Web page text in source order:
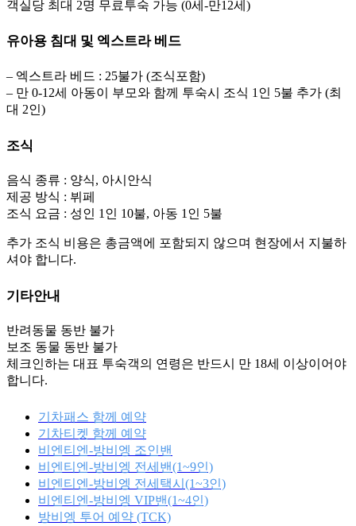
객실당 최대 2명 무료투숙 가능 (0세-만12세)
유아용 침대 및 엑스트라 베드
– 엑스트라 베드 : 25불가 (조식포함)
– 만 0-12세 아동이 부모와 함께 투숙시 조식 1인 5불 추가 (최
대 2인)
조식
음식 종류 : 양식, 아시안식
제공 방식 : 뷔페
조식 요금 : 성인 1인 10불, 아동 1인 5불
추가 조식 비용은 총금액에 포함되지 않으며 현장에서 지불하
셔야 합니다.
기타안내
반려동물 동반 불가
보조 동물 동반 불가
체크인하는 대표 투숙객의 연령은 반드시 만 18세 이상이어야
합니다.
기차패스 함께 예약
기차티켓 함께 예약
비엔티엔-방비엥 조인밴
비엔티엔-방비엥 전세밴(1~9인)
비엔티엔-방비엥 전세택시(1~3인)
비엔티엔-방비엥 VIP밴(1~4인)
방비엥 투어 예약 (TCK)